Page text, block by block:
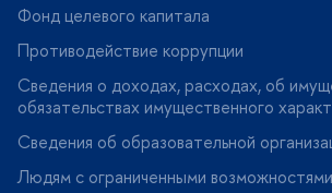
Фонд целевого капитала
Противодействие коррупции
Сведения о доходах, расходах, об
обязательствах имущественного
Сведения об образовательной
Людям с ограниченными